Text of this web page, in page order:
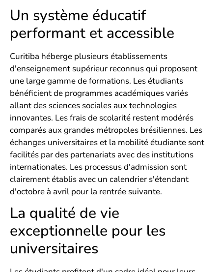
Un système éducatif
performant et accessible
Curitiba héberge plusieurs établissements
d'enseignement supérieur reconnus qui proposent
une large gamme de formations. Les étudiants
bénéficient de programmes académiques variés
allant des sciences sociales aux technologies
innovantes. Les frais de scolarité restent modérés
comparés aux grandes métropoles brésiliennes. Les
échanges universitaires et la mobilité étudiante sont
facilités par des partenariats avec des institutions
internationales. Les processus d'admission sont
clairement établis avec un calendrier s'étendant
d'octobre à avril pour la rentrée suivante.
La qualité de vie
exceptionnelle pour les
universitaires